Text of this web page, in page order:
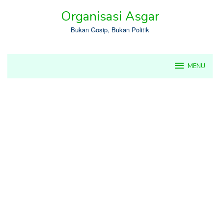
Organisasi Asgar
Bukan Gosip, Bukan Politik
MENU